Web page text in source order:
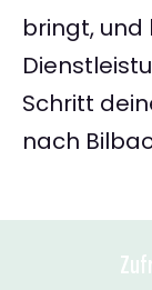
bringt,
Schritt
nach